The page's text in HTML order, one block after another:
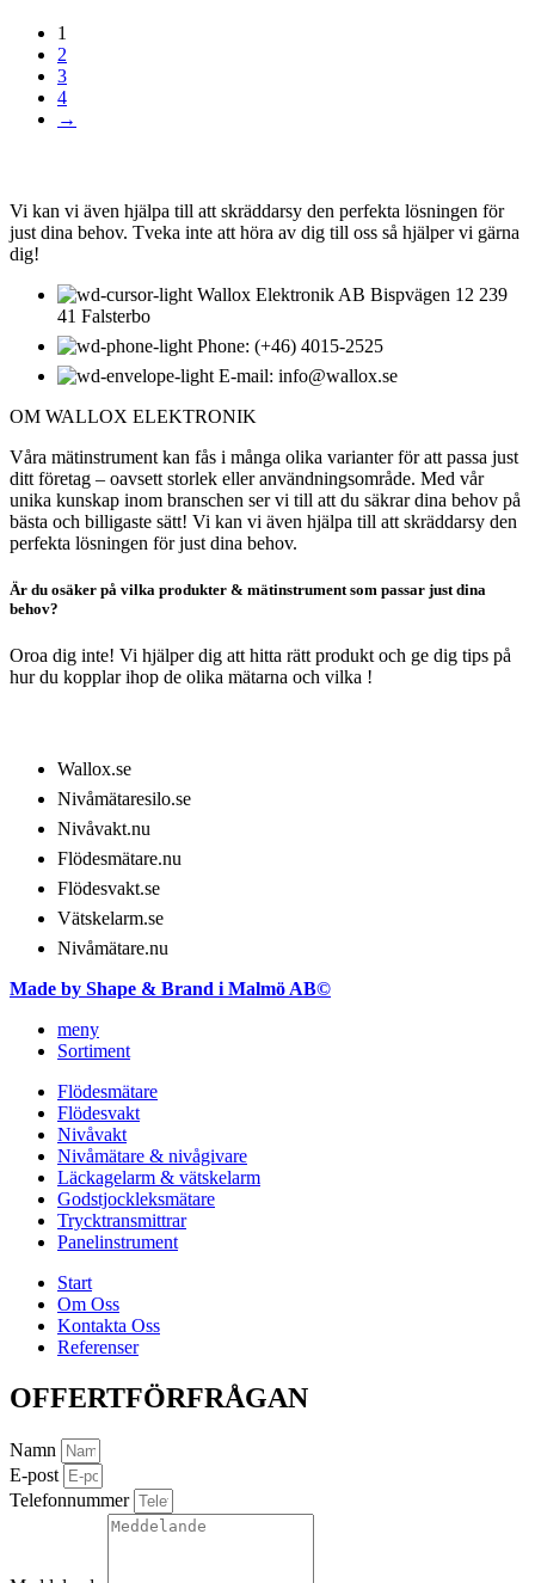
1
2
3
4
→
Vi kan vi även hjälpa till att skräddarsy den perfekta lösningen för
just dina behov. Tveka inte att höra av dig till oss så hjälper vi gärna
dig!
Wallox Elektronik AB Bispvägen 12 239
41 Falsterbo
Phone: (+46) 4015-2525
E-mail: info@wallox.se
OM WALLOX ELEKTRONIK
Våra mätinstrument kan fås i många olika varianter för att passa just
ditt företag – oavsett storlek eller användningsområde. Med vår
unika kunskap inom branschen ser vi till att du säkrar dina behov på
bästa och billigaste sätt! Vi kan vi även hjälpa till att skräddarsy den
perfekta lösningen för just dina behov.
Är du osäker på vilka produkter & mätinstrument som passar just dina
behov?
Oroa dig inte! Vi hjälper dig att hitta rätt produkt och ge dig tips på
hur du kopplar ihop de olika mätarna och vilka !
Wallox.se
Nivåmätaresilo.se
Nivåvakt.nu
Flödesmätare.nu
Flödesvakt.se
Vätskelarm.se
Nivåmätare.nu
Made by Shape & Brand i Malmö AB©
meny
Sortiment
Flödesmätare
Flödesvakt
Nivåvakt
Nivåmätare & nivågivare
Läckagelarm & vätskelarm
Godstjockleksmätare
Trycktransmittrar
Panelinstrument
Start
Om Oss
Kontakta Oss
Referenser
OFFERTFÖRFRÅGAN
Namn
E-post
Telefonnummer